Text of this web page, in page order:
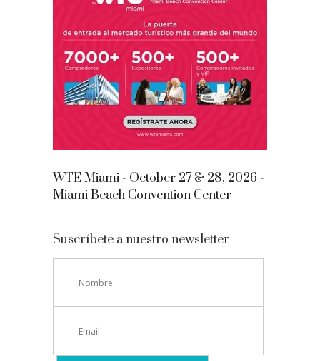
WTE Miami - October 27 & 28, 2026 -
Miami Beach Convention Center
Suscríbete a nuestro newsletter